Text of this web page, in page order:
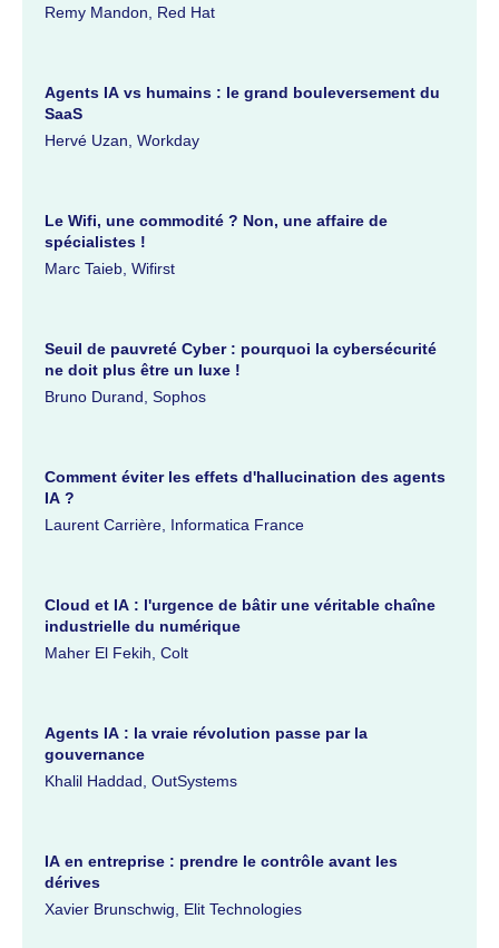
Remy Mandon, Red Hat
Agents IA vs humains : le grand bouleversement du
SaaS
Hervé Uzan, Workday
Le Wifi, une commodité ? Non, une affaire de
spécialistes !
Marc Taieb, Wifirst
Seuil de pauvreté Cyber : pourquoi la cybersécurité
ne doit plus être un luxe !
Bruno Durand, Sophos
Comment éviter les effets d'hallucination des agents
IA ?
Laurent Carrière, Informatica France
Cloud et IA : l'urgence de bâtir une véritable chaîne
industrielle du numérique
Maher El Fekih, Colt
Agents IA : la vraie révolution passe par la
gouvernance
Khalil Haddad, OutSystems
IA en entreprise : prendre le contrôle avant les
dérives
Xavier Brunschwig, Elit Technologies